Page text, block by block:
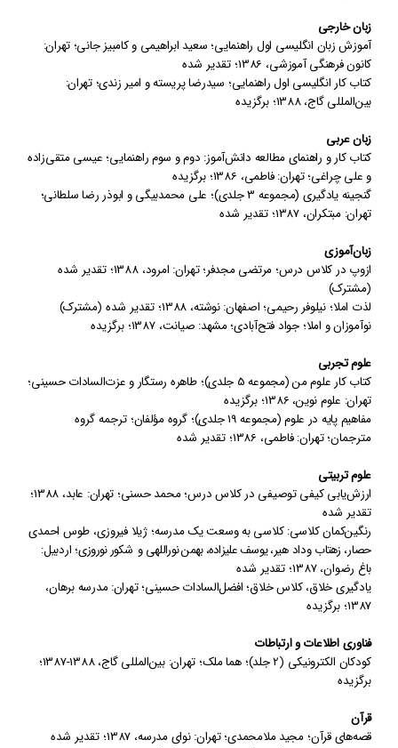
زبان خارجی
آموزش زبان انگلیسی اول راهنمایی؛ سعید ابراهیمی و کامبیز جانی؛ تهران:
کانون فرهنگی آموزشی، 1386؛ تقدیر شده
کتاب کار انگلیسی اول راهنمایی؛ سیدرضا پریسته و امیر زندی؛ تهران:
بین‌المللی گاج،1388؛برگزیده
زبان عربی
کتاب کار و راهنمای مطالعه دانش‌آموز: دوم و سوم راهنمایی؛ عیسی متقی‌زاده
و علی چراغی؛ تهران: فاطمی، 1386؛برگزیده
گنجینه یادگیری (مجموعه 3 جلدی)
؛ علی محمدبیگی و ابوذر رضا سلطانی؛
تهران: مبتکران،1387؛تقدیر شده
زبان‌آ‌موزی
ازوپ در کلاس درس؛ مرتضی مجدفر؛ تهران: امرود،1388؛تقدیر شده
(مشترک)
لذت املا؛نیلوفر رحیمی؛ اصفهان: نوشته، 1388؛ تقدیر شده (مشترک)
نوآموزان و املا؛جواد فتح‌آبادی؛ مشهد: صیانت،1387؛برگزیده
علوم تجربی
کتاب کار علوم‌ من (مجموعه 5 جلدی)
؛طاهره رستگار و عزت‌السادات حسینی؛
تهران: علوم نوین، 1386؛ برگزیده
مفاهیم پایه در علوم (مجموعه 19 جلدی)
؛گروه مؤلفان؛ ترجمه گروه
مترجمان؛ تهران: فاطمی، 1386؛تقدیر شده
علوم تربیتی
ارزش‌یابی کیفی توصیفی در کلاس درس؛محمد حسنی؛ تهران: عابد، 1388؛
تقدیر شده
رنگین‌کمان کلاسی: کلاسی به وسعت یک مدرسه؛ژیلا فیروزی، طوس احمدی
حصار، زهتابوداد هیر، یوسف علیزاده، بهمن نوراللهی و شکور نوروزی؛ اردبیل:
باغ رضوان،1387؛ تقدیر شده
یادگیری خلاق، کلاس خلاق؛ افضل‌السادات حسینی؛ تهران: مدرسه برهان،
1387؛ برگزیده
فناوری اطلاعات و ارتباطات
کودکان الکترونیکی (2 جلد)
؛هما ملک‌؛ تهران: بین‌المللی گاج،1388-1387
؛
برگزیده
قرآن
قصه‌های قرآن؛مجید ملامحمدی؛ تهران: نوای مدرسه، 1387؛ تقدیر شده